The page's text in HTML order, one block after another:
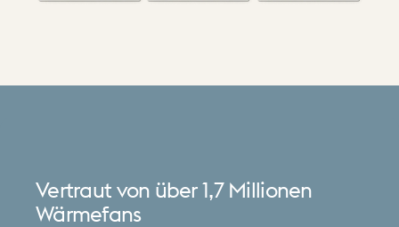
Vertraut von über 1,7 Millionen
Wärmefans